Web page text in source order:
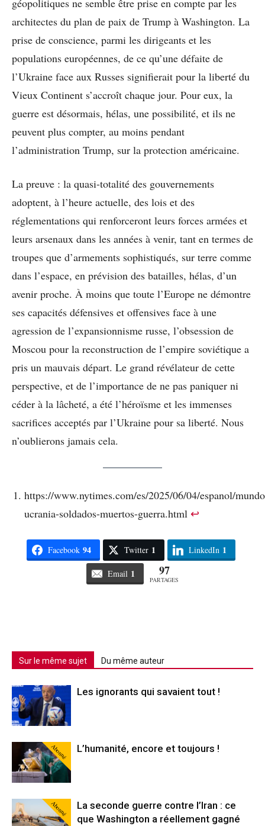
architectes du plan de paix de Trump à Washington. La
prise de conscience, parmi les dirigeants et les
populations européennes, de ce qu’une défaite de
l’Ukraine face aux Russes signifierait pour la liberté du
Vieux Continent s’accroît chaque jour. Pour eux, la
guerre est désormais, hélas, une possibilité, et ils ne
peuvent plus compter, au moins pendant
l’administration Trump, sur la protection américaine.
La preuve : la quasi-totalité des gouvernements
adoptent, à l’heure actuelle, des lois et des
réglementations qui renforceront leurs forces armées et
leurs arsenaux dans les années à venir, tant en termes de
troupes que d’armements sophistiqués, sur terre comme
dans l’espace, en prévision des batailles, hélas, d’un
avenir proche. À moins que toute l’Europe ne démontre
ses capacités défensives et offensives face à une
agression de l’expansionnisme russe, l’obsession de
Moscou pour la reconstruction de l’empire soviétique a
pris un mauvais départ. Le grand révélateur de cette
perspective, et de l’importance de ne pas paniquer ni
céder à la lâcheté, a été l’héroïsme et les immenses
sacrifices acceptés par l’Ukraine pour sa liberté. Nous
n’oublierons jamais cela.
https://www.nytimes.com/es/2025/06/04/espanol/
ucrania-soldados-muertos-guerra.html ↩︎
Facebook 94 Twitter 1 LinkedIn 1
Email 1 97
PARTAGES
Sur le même sujet Du même auteur
Les ignorants qui savaient tout !
Abonné L’humanité, encore et toujours !
Abonné
La seconde guerre contre l’Iran : ce
que Washington a réellement gagné